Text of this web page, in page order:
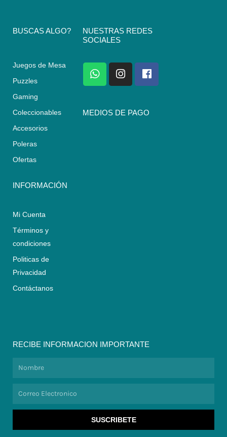
BUSCAS ALGO?
Juegos de Mesa
Puzzles
Gaming
Coleccionables
Accesorios
Poleras
Ofertas
INFORMACIÓN
Mi Cuenta
Términos y
condiciones
Politicas de
Privacidad
Contáctanos
NUESTRAS REDES
SOCIALES
W
h
a
s
I
n
s
a
F
a
c
b
MEDIOS DE PAGO
RECIBE INFORMACION IMPORTANTE
SUSCRIBETE